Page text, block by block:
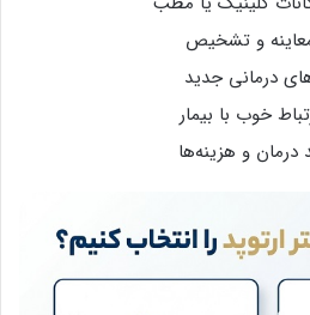
و تشخیص
درمانی جدید
خوب با بیمار
و هزینه‌ها